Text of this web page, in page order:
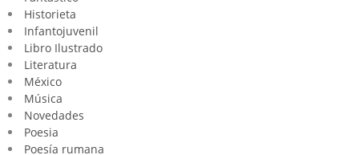
Historieta
Infantojuvenil
Libro Ilustrado
Literatura
México
Música
Novedades
Poesia
Poesía rumana